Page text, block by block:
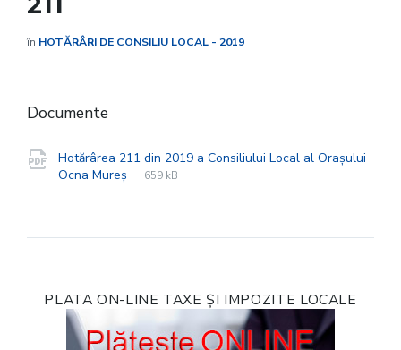
în HOTĂRÂRI DE CONSILIU LOCAL - 2019
Documente
Hotărârea 211 din 2019 a Consiliului Local al Orașului
Ocna Mureș
File
pdf
File
659 kB
PLATA ON-LINE TAXE ȘI IMPOZITE LOCALE